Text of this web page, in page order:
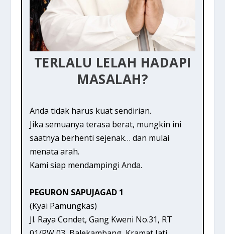
TERLALU LELAH HADAPI
MASALAH?
Anda tidak harus kuat sendirian.
Jika semuanya terasa berat, mungkin ini
saatnya berhenti sejenak… dan mulai
menata arah.
Kami siap mendampingi Anda.
PEGURON SAPUJAGAD 1
(Kyai Pamungkas)
Jl. Raya Condet, Gang Kweni No.31, RT